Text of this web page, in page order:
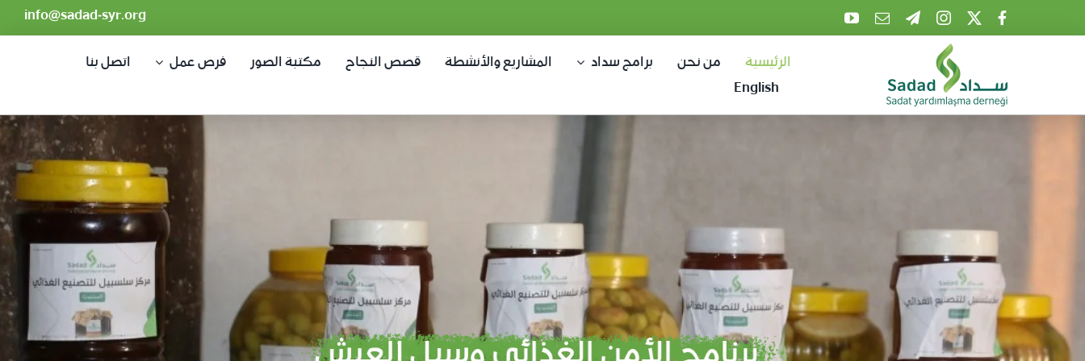
to
info@sadad-syr.org
الرئيسية من نحن برامج سداد المشاريع والأنشطة قصص النجاح مكتبة الصور فرص عمل
اتصل بنا
English